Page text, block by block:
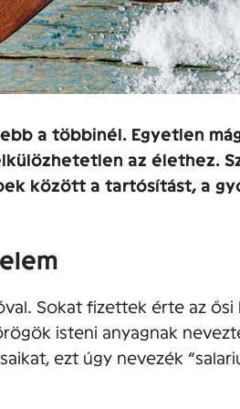
a többinél. Egyetlen
az élethez.
között a tartósítást, a
Sokat fizettek érte az ősi
isteni anyagnak
ezt úgy nevezék